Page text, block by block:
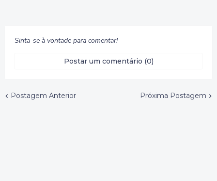
Sinta-se à vontade para comentar!
Postar um comentário (0)
Postagem Anterior Próxima Postagem